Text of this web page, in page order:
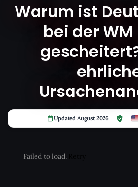
Warum ist
bei der WM
Updated August 2026
Failed to load.